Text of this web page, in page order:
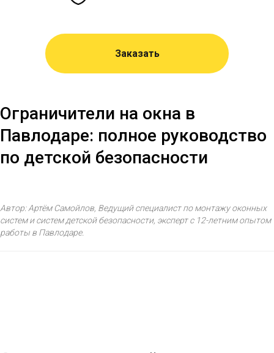
Заказать
Ограничители на окна в
Павлодаре: полное руководство
по детской безопасности
Автор: Артём Самойлов, Ведущий специалист по монтажу оконных
систем и систем детской безопасности, эксперт с 12-летним опытом
работы в Павлодаре.